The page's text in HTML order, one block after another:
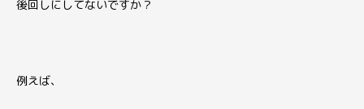
後回しにしてないですか？
例えば、